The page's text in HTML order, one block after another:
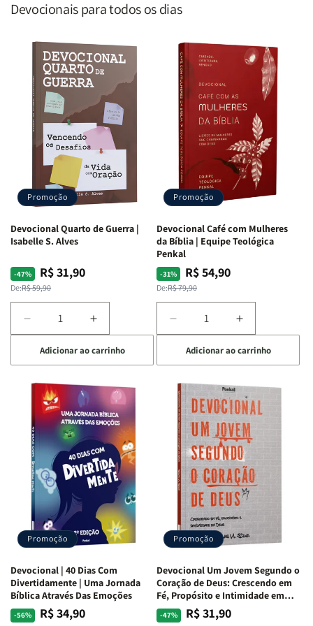
Devocionais para todos os dias
Promoção
Devocional Quarto de Guerra |
Isabelle S. Alves
-47%
Preço
normal
De:R$ 59,90
Preço
promocional
R$ 31,90
Diminuir
a
quantidade
de
Devocional
Quarto
de
Guerra
Isabelle
S.
Alves
Aumentar
a
quantidade
de
Devocional
Quarto
de
Guerra
|
Isabelle
S.
Alves
Adicionar ao carrinho
Promoção
Devocional Café com Mulheres
da Bíblia | Equipe Teológica
Penkal
-31%
Preço
normal
De:R$ 79,90
Preço
promocional
R$ 54,90
Diminuir
a
quantidade
de
Devocional
Café
com
Mulheres
da
Bíblia
Equipe
Teológica
Penkal
Aumentar
a
quantidade
de
Devocional
Café
com
Mulheres
da
Bíblia
|
Equipe
Teológica
Penkal
Adicionar ao carrinho
Promoção
Devocional | 40 Dias Com
Divertidamente | Uma Jornada
Bíblica Através Das Emoções
-56%
Preço
PreçoR$ 34,90
Promoção
Devocional Um Jovem Segundo o
Coração de Deus: Crescendo em
Fé, Propósito e Intimidade em
Deus
-47%
Preço
PreçoR$ 31,90